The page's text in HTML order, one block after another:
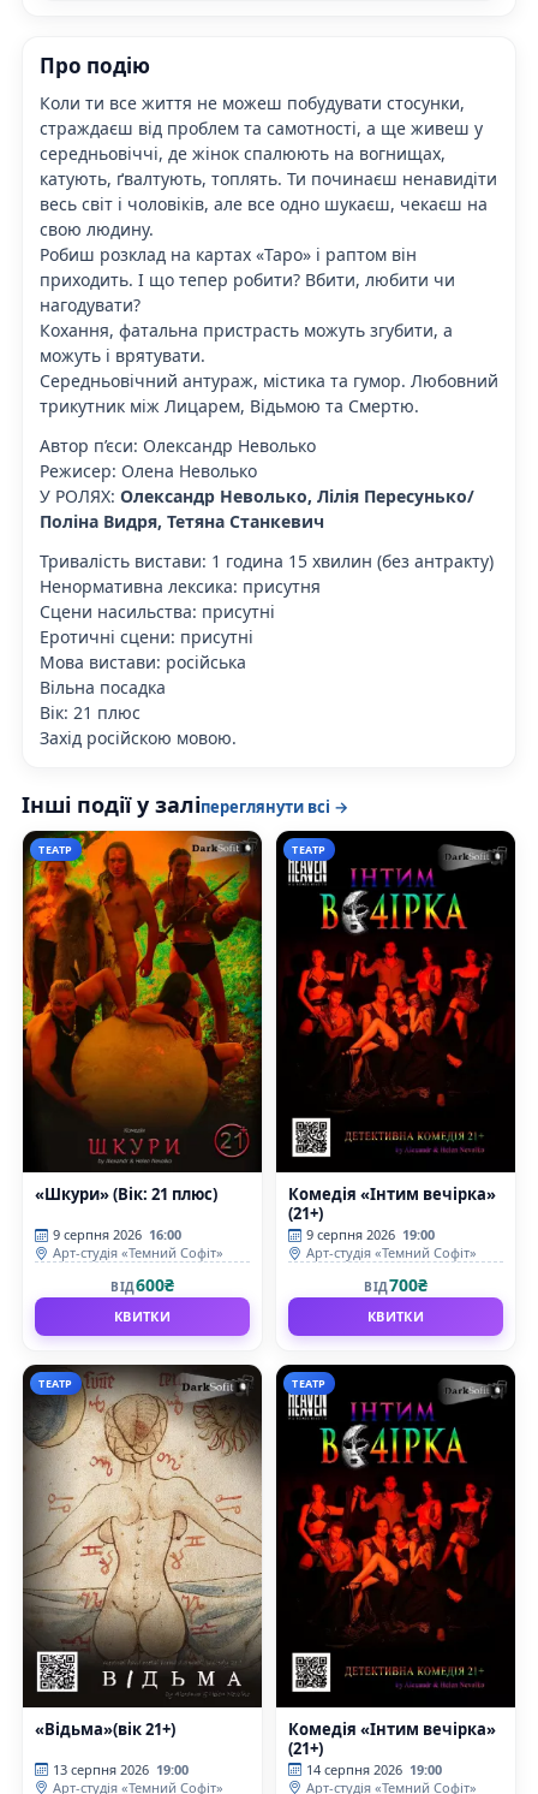
Про подію
Коли ти все життя не можеш побудувати стосунки,
страждаєш від проблем та самотності, а ще живеш у
середньовіччі, де жінок спалюють на вогнищах,
катують, ґвалтують, топлять. Ти починаєш ненавидіти
весь світ і чоловіків, але все одно шукаєш, чекаєш на
свою людину.
Робиш розклад на картах «Таро» і раптом він
приходить. І що тепер робити? Вбити, любити чи
нагодувати?
Кохання, фатальна пристрасть можуть згубити, а
можуть і врятувати.
Середньовічний антураж, містика та гумор. Любовний
трикутник між Лицарем, Відьмою та Смертю.
Автор п’єси: Олександр Неволько
Режисер: Олена Неволько
У РОЛЯХ: Олександр Неволько, Лілія Пересунько/
Поліна Видря, Тетяна Станкевич
Тривалість вистави: 1 година 15 хвилин (без антракту)
Ненормативна лексика: присутня
Сцени насильства: присутні
Еротичні сцени: присутні
Мова вистави: російська
Вільна посадка
Вік: 21 плюс
Захiд росiйскою мовою.
Інші події у заліпереглянути всі →
ТЕАТР
«Шкури» (Вік: 21 плюс)
9 серпня 2026 16:00
Арт-студія «Темний Софіт»
ВІД600₴
КВИТКИ
ТЕАТР
Комедiя «Інтим вечірка»
(21+)
9 серпня 2026 19:00
Арт-студія «Темний Софіт»
ВІД700₴
КВИТКИ
ТЕАТР
«Відьма»(вік 21+)
13 серпня 2026 19:00
Арт-студія «Темний Софіт»
ТЕАТР
Комедiя «Інтим вечірка»
(21+)
14 серпня 2026 19:00
Арт-студія «Темний Софіт»